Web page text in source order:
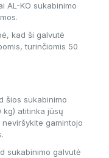
AL-KO sukabinimo
kad ši galvutė
turinčiomis 50
šios sukabinimo
kg) atitinka jūsų
gamintojo
sukabinimo galvutė